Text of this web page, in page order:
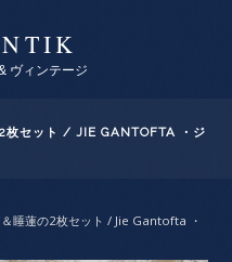
ヴィンテージ
枚セット / JIE GANTOFTA ・ジ
睡蓮の2枚セット / Jie Gantofta ・